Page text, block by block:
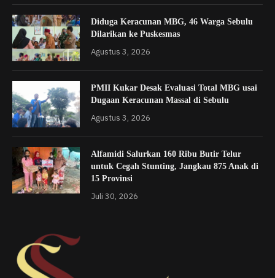
Diduga Keracunan MBG, 46 Warga Sebulu
Dilarikan ke Puskesmas
Agustus 3, 2026
PMII Kukar Desak Evaluasi Total MBG usai
Dugaan Keracunan Massal di Sebulu
Agustus 3, 2026
Alfamidi Salurkan 160 Ribu Butir Telur
untuk Cegah Stunting, Jangkau 875 Anak di
15 Provinsi
Juli 30, 2026